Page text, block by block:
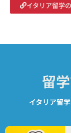
イタリア留学
留
イタリア留